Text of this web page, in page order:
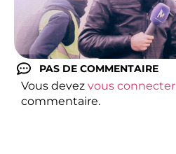
PAS DE COMMENTAIRE
Vous devez vous connecter
commentaire.